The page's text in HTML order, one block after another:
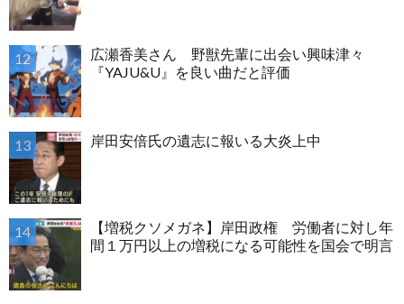
広瀬香美さん 野獣先輩に出会い興味津々
『YAJU&U』を良い曲だと評価
岸田安倍氏の遺志に報いる大炎上中
【増税クソメガネ】岸田政権 労働者に対し年
間１万円以上の増税になる可能性を国会で明言